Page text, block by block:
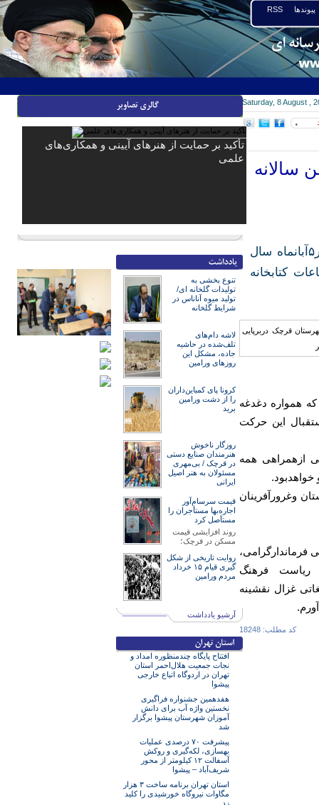
RSS پیوندها
Saturday, 8 August ,
۰
سالانه
انجمن های فرهنگی -هنری شهرستان قرچک دومین جشن سالانه هنررا در۵آبانماه سال
کتابخانه
همواره دغدغه
این حرکت
ازهمراهی همه
وغرورآفرینان
فرماندارگرامی،
ریاست فرهنگ
غزال نقشینه
کد مطلب: 18248
تأکید بر حمایت از هنرهای آیینی و همکاری‌های
علمی
تنوع بخشی به
تولیدات گلخانه ای/
تولید میوه آناناس در
شرایط گلخانه
لاشه دام‌های
تلف‌شده در حاشیه
جاده، مشکل این
روزهای ورامین
کرونا پای کمباین‌داران
را از دشت ورامین
برید
روزگار ناخوش
هنرمند‌‌‌ان صنایع دستی
در قرچک / ‌بی‌مهری
مسئولان‌ به هنر اصیل
ایرانی
قیمت سرسام‌آور
اجاره‌بها مستأجران را
مستأصل کرد
روند افزایشی قیمت
مسکن در قرچک؛
روایت تاریخی از شکل
گیری قیام ۱۵ خرداد
مردم ورامین
آرشیو یادداشت
افتتاح پایگاه چندمنظوره امداد و
نجات جمعیت هلال‌احمر استان
تهران در اردوگاه اتباع خارجی
پیشوا
هفدهمین جشنواره فراگیری
نخستین واژه آب برای دانش
آموزان شهرستان پیشوا برگزار
شد
پیشرفت ۷۰ درصدی عملیات
بهسازی، لکه‌گیری و روکش
آسفالت ۱۲ کیلومتر از محور
شریف‌آباد – پیشوا
استان تهران برنامه ساخت ۳ هزار
مگاوات نیروگاه خورشیدی را کلید
زد